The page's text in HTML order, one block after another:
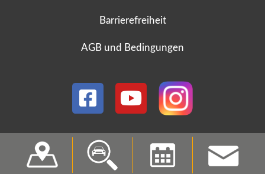
Barrierefreiheit
AGB und Bedingungen